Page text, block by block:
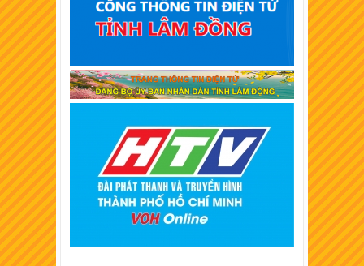
XSKT Bình Thuận
XSKT Vĩnh Long
XSKT Bình Dương
XSKT Long An
XSKT Bình Phước
XSKT Tiền Giang
XSKT Đà Lạt